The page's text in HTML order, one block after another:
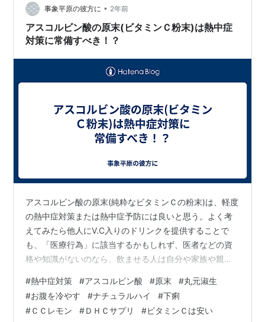
レーザーフェイシャル ❸ダーマペン４ ❹スキンボトック
ス…
事象平原の彼方に • 2年前
アスコルビン酸の原末(ビタミンＣ粉末)は熱中症
対策に常備すべき！？
アスコルビン酸の原末(純粋なビタミンＣの粉末)は、軽度
の熱中症対策または熱中症予防には良いと思う。よく考
えてみたら他人にV.C入りのドリンクを提供することで
も、「医療行為」に該当するかもしれず、医者などの資
格や知識がないのなら、飲ませる人は自分や家族や親し
は、１８歳以上の大人で最終的には自己責任の判断で行
動できる人が読み進めて下さい。(始めから堅苦しい文章
になってしまいましたが「医療行為」の言葉が引っ掛か
#熱中症対策 #アスコルビン酸 #原末 #丸元淑生
#お腹を冷やす #ナチュラルハイ #下痢
#ＣＣレモン #ＤＨＣサプリ #ビタミンＣは安い